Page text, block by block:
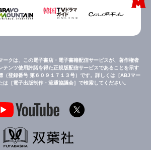
ークは、この電子書店・電子書籍配信サービスが、著作権者
テンツ使用許諾を得た正規版配信サービスであることを示す
（登録番号 第６０９１７１３号）です。詳しくは［ABJマー
は［電子出版制作・流通協議会］で検索してください。